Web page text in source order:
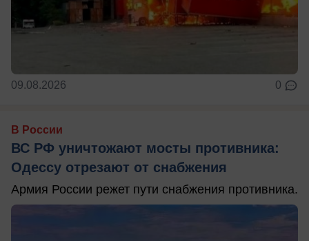
09.08.2026 0
В России
ВС РФ уничтожают мосты противника:
Одессу отрезают от снабжения
Армия России режет пути снабжения противника.